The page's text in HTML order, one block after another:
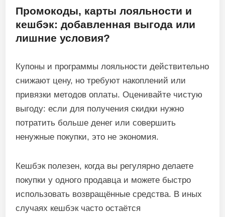
Промокоды, карты лояльности и
кешбэк: добавленная выгода или
лишние условия?
Купоны и программы лояльности действительно
снижают цену, но требуют накоплений или
привязки методов оплаты. Оценивайте чистую
выгоду: если для получения скидки нужно
потратить больше денег или совершить
ненужные покупки, это не экономия.
Кешбэк полезен, когда вы регулярно делаете
покупки у одного продавца и можете быстро
использовать возвращённые средства. В иных
случаях кешбэк часто остаётся